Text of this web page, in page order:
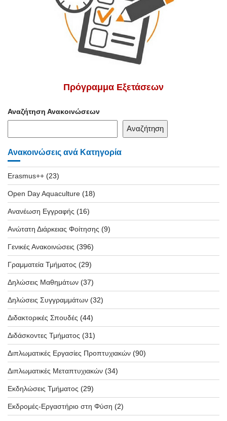
Πρόγραμμα Εξετάσεων
Αναζήτηση Ανακοινώσεων
Αναζήτηση
Ανακοινώσεις ανά Κατηγορία
Erasmus++ (23)
Open Day Aquaculture (18)
Ανανέωση Εγγραφής (16)
Ανώτατη Διάρκειας Φοίτησης (9)
Γενικές Ανακοινώσεις (396)
Γραμματεία Τμήματος (29)
Δηλώσεις Μαθημάτων (37)
Δηλώσεις Συγγραμμάτων (32)
Διδακτορικές Σπουδές (44)
Διδάσκοντες Τμήματος (31)
Διπλωματικές Εργασίες Προπτυχιακών (90)
Διπλωματικές Μεταπτυχιακών (34)
Εκδηλώσεις Τμήματος (29)
Εκδρομές-Εργαστήριο στη Φύση (2)